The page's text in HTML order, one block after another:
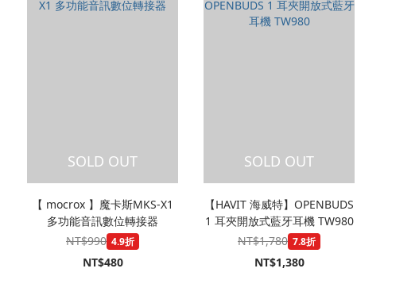
SOLD OUT
【 mocrox 】魔卡斯MKS-X1
多功能音訊數位轉接器
NT$990 4.9折
NT$480
SOLD OUT
【HAVIT 海威特】OPENBUDS
1 耳夾開放式藍牙耳機 TW980
NT$1,780 7.8折
NT$1,380